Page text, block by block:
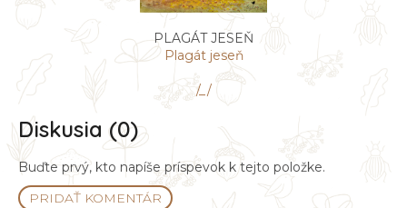
PLAGÁT JESEŇ
Plagát jeseň
/_/
Diskusia (0)
Buďte prvý, kto napíše príspevok k tejto položke.
PRIDAŤ KOMENTÁR